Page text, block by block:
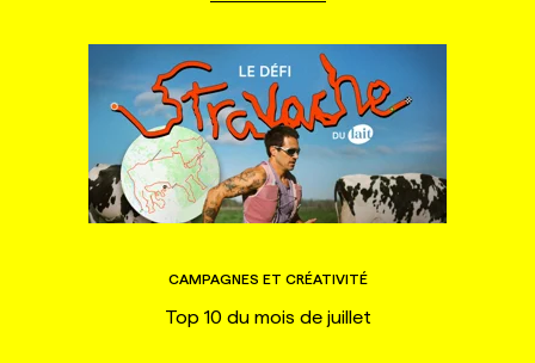
CAMPAGNES ET CRÉATIVITÉ
Top 10 du mois de juillet